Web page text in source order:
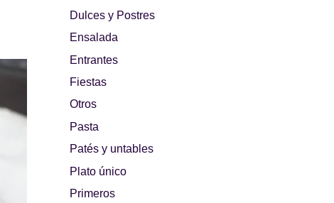
¡A dipear!
Dulces y Postres
Ensalada
Entrantes
Fiestas
Otros
Pasta
Patés y untables
Plato único
Primeros